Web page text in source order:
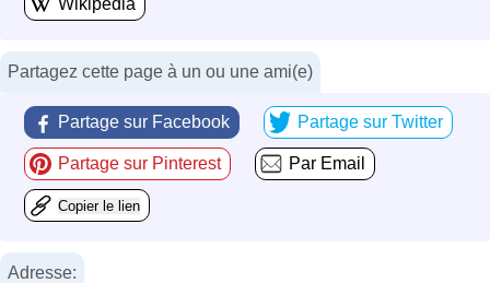
Partagez cette page à un ou une ami(e)
Partage sur Facebook Partage sur Twitter
Partage sur Pinterest Par Email
Copier le lien
Adresse: